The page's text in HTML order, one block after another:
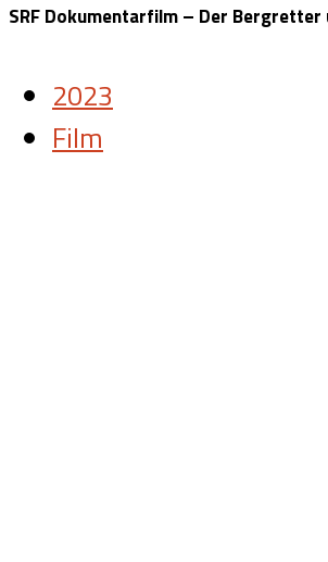
SRF Dokumentarfilm – Der
2023
Film